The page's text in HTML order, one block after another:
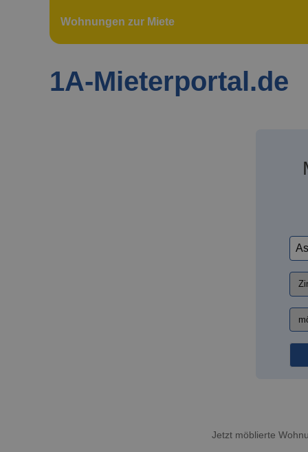
Wohnungen zur Miete
1A-Mieterportal.de
Jetzt möblierte